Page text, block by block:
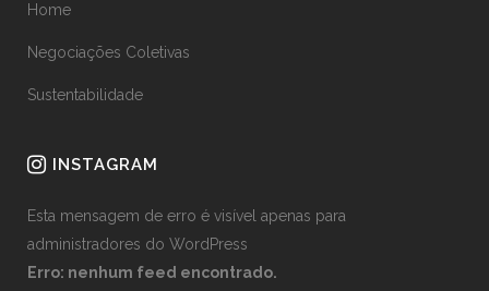
Home
Negociações Coletivas
Sustentabilidade
INSTAGRAM
Esta mensagem de erro é visível apenas para
administradores do WordPress
Erro: nenhum feed encontrado.